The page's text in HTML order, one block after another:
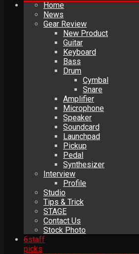
Home
News
Gear Review
New Product
Guitar
Keyboard
Bass
Drum
Cymbal
Snare
Amplifier
Microphone
Speaker
Soundcard
Launchpad
Pickup
Pedal
Synthesizer
Interview
Profile
Studio
Tips & Trick
STAGE
Contact Us
Stock Photo
6staff
picks